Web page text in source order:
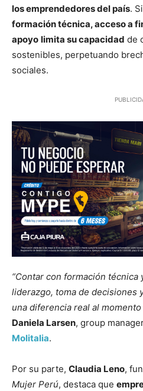
los emprendedores del país.
formación técnica, acceso a
apoyo limita su capacidad de
sostenibles, perpetuando
sociales.
“Contar con formación técnica
liderazgo, toma de decisiones
una diferencia real al
Daniela Larsen, group
Molitalia.
Por su parte, Claudia Leno,
Mujer Perú, destaca que